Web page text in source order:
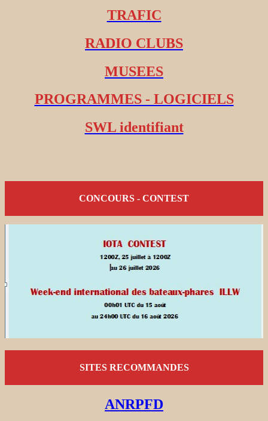
TRAFIC
RADIO CLUBS
MUSEES
PROGRAMMES - LOGICIELS
SWL identifiant
CONCOURS - CONTEST
SITES RECOMMANDES
ANRPFD